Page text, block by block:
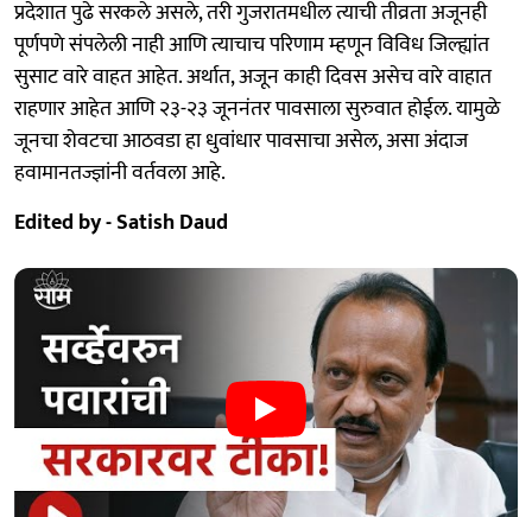
प्रदेशात पुढे सरकले असले, तरी गुजरातमधील त्याची तीव्रता अजूनही
पूर्णपणे संपलेली नाही आणि त्याचाच परिणाम म्हणून विविध जिल्ह्यांत
सुसाट वारे वाहत आहेत. अर्थात, अजून काही दिवस असेच वारे वाहात
राहणार आहेत आणि २३-२३ जूननंतर पावसाला सुरुवात होईल. यामुळे
जूनचा शेवटचा आठवडा हा धुवांधार पावसाचा असेल, असा अंदाज
हवामानतज्ज्ञांनी वर्तवला आहे.
Edited by - Satish Daud